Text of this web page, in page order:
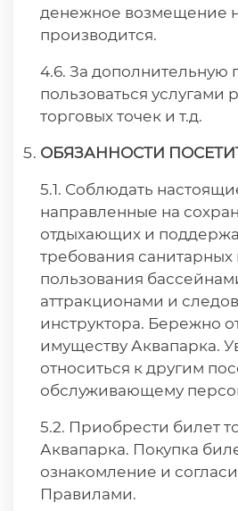
денежное возмещение
производится.
4.6. За дополнительную
пользоваться услугами
торговых точек и т.д.
ОБЯЗАННОСТИ
5.1. Соблюдать
направленные на
отдыхающих и
требования
пользования
аттракционами и
инструктора. Бережно
имуществу Аквапарка.
относиться к другим
обслуживающему
5.2. Приобрести билет
Аквапарка. Покупка
ознакомление и
Правилами.